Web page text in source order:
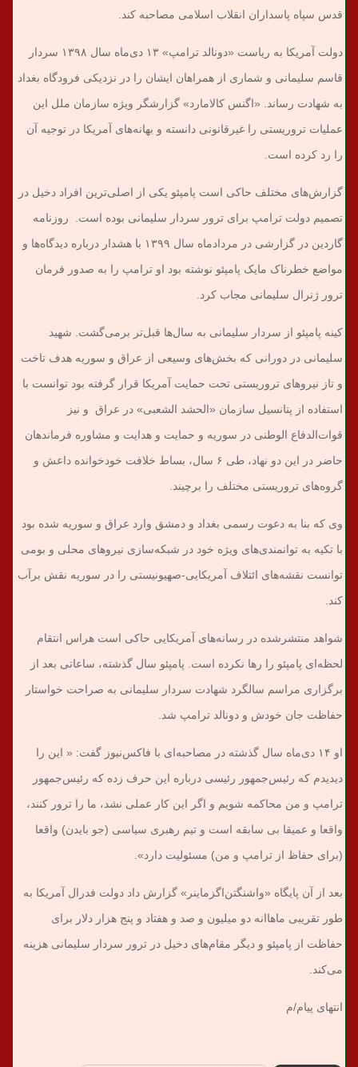
قدس سپاه پاسداران انقلاب اسلامی مصاحبه کند.
دولت آمریکا به ریاست «دونالد ترامپ» ۱۳ دی‌ماه سال ۱۳۹۸ سردار
قاسم سلیمانی و شماری از همراهان ایشان را در نزدیکی فرودگاه بغداد
به شهادت رساند. «اگنس کالامارد» گزارشگر ویژه سازمان ملل این
عملیات تروریستی را غیرقانونی دانسته و بهانه‌های آمریکا در توجیه آن
را رد کرده است.
گزارش‌های مختلف حاکی است پامپئو یکی از اصلی‌ترین افراد دخیل در
تصمیم دولت ترامپ برای ترور سردار سلیمانی بوده است. روزنامه
گاردین در گزارشی در مردادماه سال ۱۳۹۹ با هشدار درباره دیدگاه‌ها و
مواضع خطرناک مایک پامپئو نوشته بود او ترامپ را به صدور فرمان
ترور ژنرال سلیمانی مجاب کرد.
کینه پامپئو از سردار سلیمانی به سال‌ها قبل‌تر برمی‌گشت. شهید
سلیمانی در دورانی که بخش‌های وسیعی از عراق و سوریه هدف تاخت
و تاز نیروهای تروریستی تحت حمایت آمریکا قرار گرفته بود توانست با
استفاده از پتانسیل سازمان‌ «الحشد الشعبی» در عراق و نیز
قوات‌الدفاع الوطنی در سوریه و حمایت و هدایت و مشاوره ‌فرماندهان
حاضر در این دو نهاد، طی ۶ سال، بساط خلافت خودخوانده داعش و
گروه‌های تروریستی مختلف را برچیند.
وی که بنا به دعوت رسمی بغداد و دمشق وارد عراق و سوریه شده بود
با تکیه به توانمندی‌های ویژه خود در شبکه‌سازی نیروهای محلی و بومی
توانست نقشه‌های ائتلاف آمریکایی-صهیونیستی را در سوریه نقش برآب
کند.
شواهد منتشرشده در رسانه‌های آمریکایی حاکی است هراس انتقام
لحظه‌ای پامپئو را رها نکرده است. پامپئو سال گذشته، ساعاتی بعد از
برگزاری مراسم سالگرد شهادت سردار سلیمانی به صراحت خواستار
حفاظت جان خودش و دونالد ترامپ شد.
او ۱۴ دی‌ماه سال گذشته در مصاحبه‌ای با فاکس‌نیوز گفت: « این را
دیدیدم که رئیس‌جمهور رئیسی درباره این حرف زده که رئیس‌جمهور
ترامپ و من محاکمه شویم و اگر این کار عملی نشد، ما را ترور کنند،
واقعا و عمیقا بی سابقه است و تیم رهبری سیاسی (جو بایدن) واقعا
(برای حفاظ از ترامپ و من) مسئولیت دارد».
بعد از آن پایگاه «واشنگتن‌اگزماینر» گزارش داد دولت فدرال آمریکا به
طور تقریبی ماهاانه دو میلیون و صد و هفتاد و پنج هزار دلار برای
حفاظت از پامپئو و دیگر مقام‌های دخیل در ترور سردار سلیمانی هزینه
می‌کند.
انتهای پیام/م